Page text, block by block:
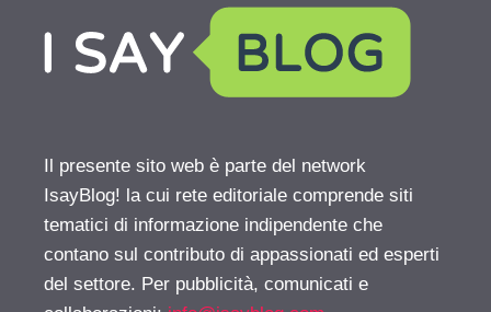
Il presente sito web è parte del network
IsayBlog! la cui rete editoriale comprende siti
tematici di informazione indipendente che
contano sul contributo di appassionati ed esperti
del settore. Per pubblicità, comunicati e